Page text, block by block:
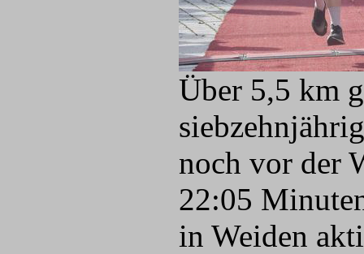
Über 5,5 km
noch vor der
22:05
in Weiden